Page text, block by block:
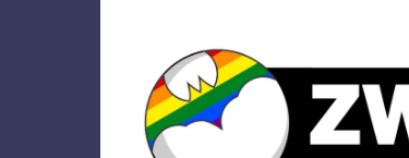
ZWIELICHT
BREMEN
DIE
BREMER